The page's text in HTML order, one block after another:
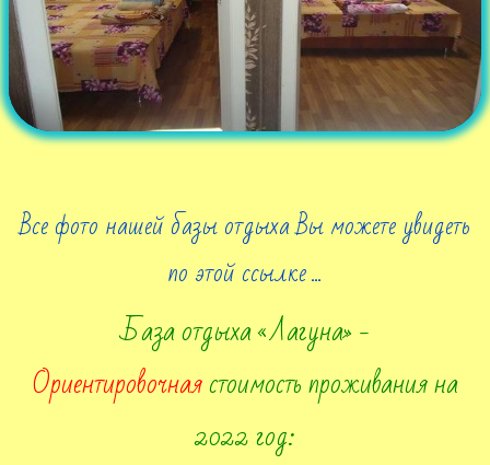
Все фото нашей базы отдыха Вы можете увидеть
по этой ссылке ...
База отдыха «Лагуна» -
Ориентировочнаястоимость проживания на
2022 год: